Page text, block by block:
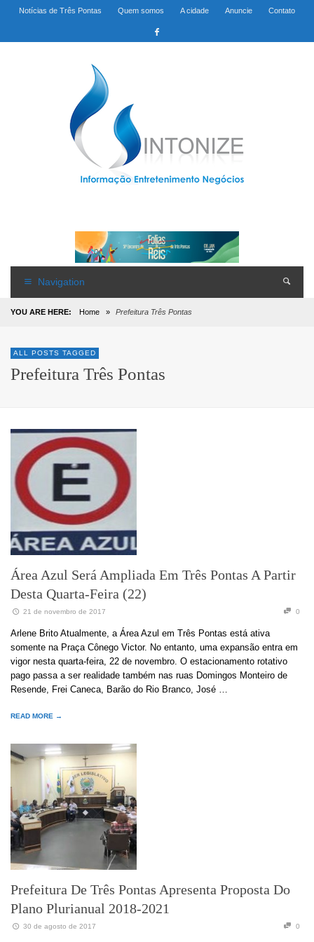
Notícias de Três Pontas Quem somos A cidade Anuncie Contato
Navigation
YOU ARE HERE: Home » Prefeitura Três Pontas
ALL POSTS TAGGED
Prefeitura Três Pontas
Área Azul Será Ampliada Em Três Pontas A Partir
Desta Quarta-Feira (22)
21 de novembro de 2017 0
Arlene Brito Atualmente, a Área Azul em Três Pontas está ativa
somente na Praça Cônego Victor. No entanto, uma expansão entra em
vigor nesta quarta-feira, 22 de novembro. O estacionamento rotativo
pago passa a ser realidade também nas ruas Domingos Monteiro de
Resende, Frei Caneca, Barão do Rio Branco, José …
READ MORE →
Prefeitura De Três Pontas Apresenta Proposta Do
Plano Plurianual 2018-2021
30 de agosto de 2017 0